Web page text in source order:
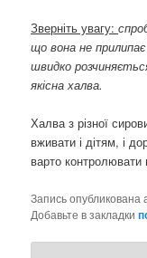
Зверніть увагу:
що вона не
швидко
якісна халва.
Халва з різної
вживати і дітям, і
варто контролювати
Запись опубликована
Добавьте в закладки